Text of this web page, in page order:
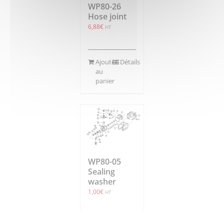
WP80-26
Hose joint
6,88€ HT
Ajouter
au
panier
Détails
WP80-05
Sealing
washer
1,00€ HT